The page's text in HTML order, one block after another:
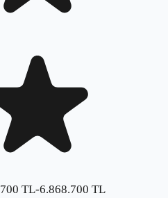
TL-6.868.700 TL